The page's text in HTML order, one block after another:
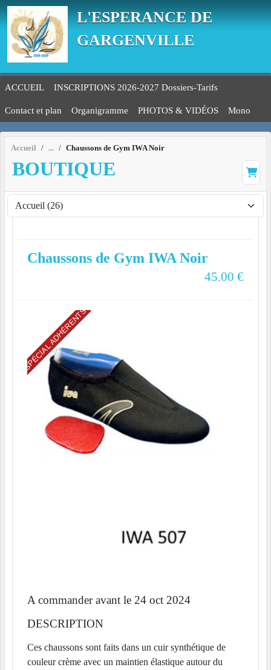
L'ESPERANCE DE
GARGENVILLE
ACCUEIL INSCRIPTIONS 2026-2027 Dossiers-Tarifs
Contact et plan Organigramme PHOTOS & VIDÉOS Mono
Accueil Chaussons de Gym IWA Noir
BOUTIQUE
Chaussons de Gym IWA Noir
45.00 €
SPÉCIAL ADHÉRENTS
A commander avant le 24 oct 2024
DESCRIPTION
Ces chaussons sont faits dans un cuir synthétique de
couleur crème avec un maintien élastique autour du
Panneau de gestion des cookies